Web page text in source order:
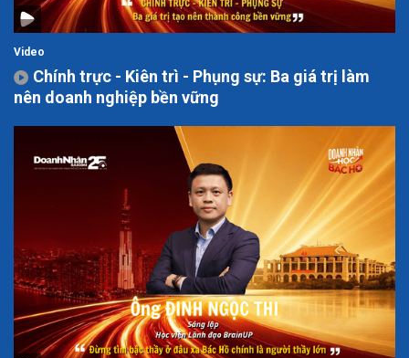
Video
Chính trực - Kiên trì - Phụng sự: Ba giá trị làm
nên doanh nghiệp bền vững